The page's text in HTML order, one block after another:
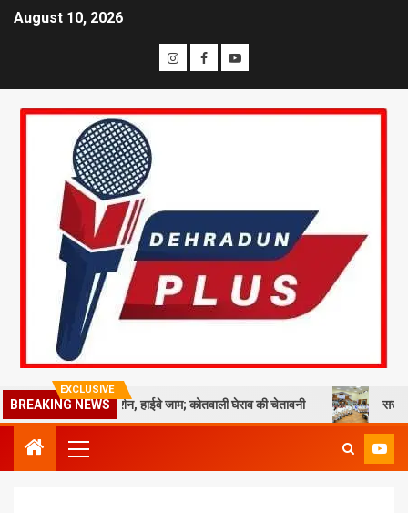
August 10, 2026
EXCLUSIVE
BREAKING NEWS
समाज का प्रदर्शन, हाईवे जाम; कोतवाली घेराव की चेतावनी सरकारी